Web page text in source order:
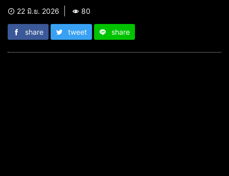
22 มิ.ย. 2026 80
share tweet share